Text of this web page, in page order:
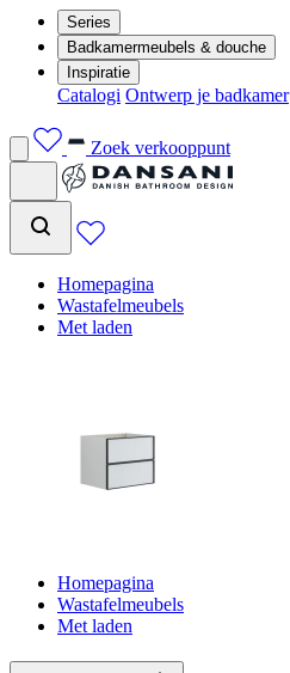
Series
Badkamermeubels & douche
Inspiratie
Catalogi Ontwerp je badkamer
Zoek verkooppunt
Homepagina
Wastafelmeubels
Met laden
Homepagina
Wastafelmeubels
Met laden